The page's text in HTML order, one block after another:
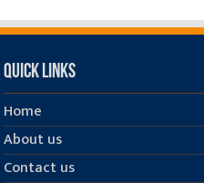
Quick Links
Home
About us
Contact us